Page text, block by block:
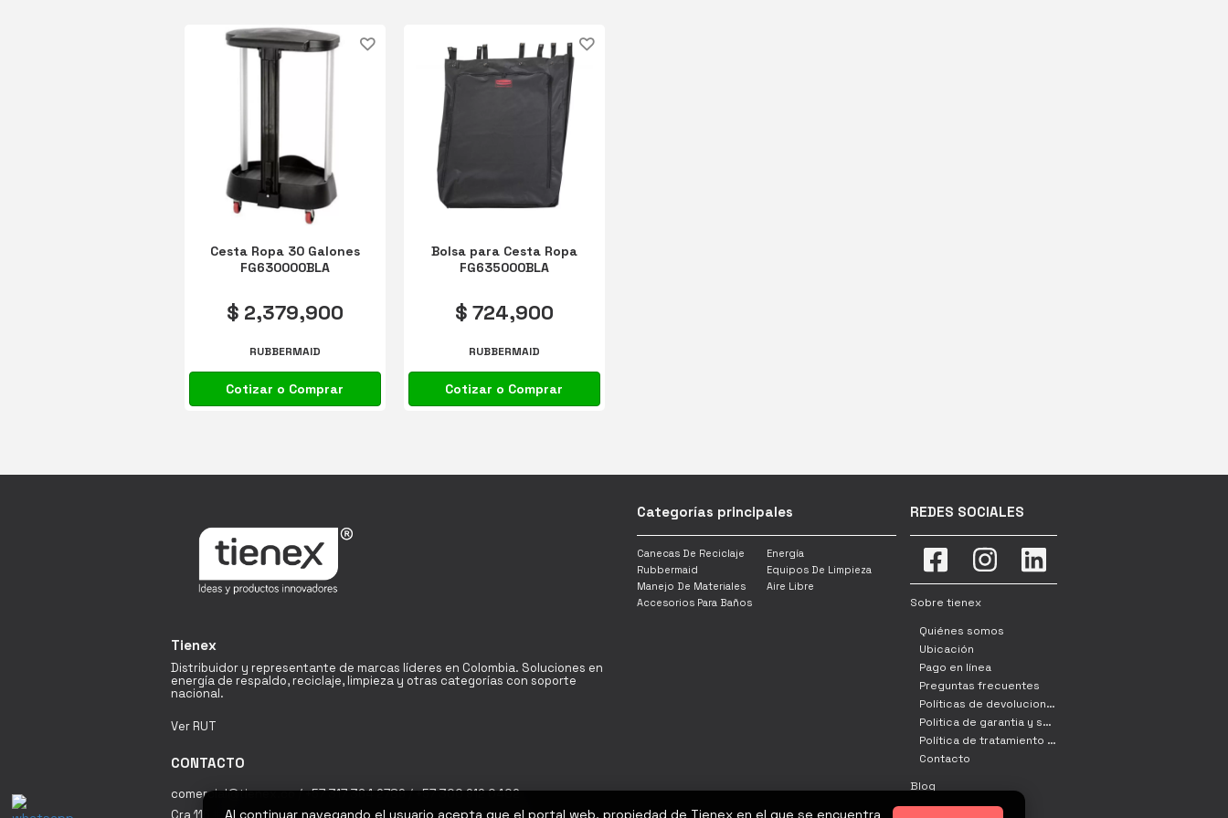
Cesta Ropa 30 Galones
FG630000BLA
$ 2,379,900
RUBBERMAID
Cotizar o Comprar
Bolsa para Cesta Ropa
FG635000BLA
$ 724,900
RUBBERMAID
Cotizar o Comprar
Tienex
Distribuidor y representante de marcas líderes en Colombia. Soluciones en
energía de respaldo, reciclaje, limpieza y otras categorías con soporte
nacional.
Ver RUT
CONTACTO
comercial@tienex.co / +57 317 364 2789 / +57 300 912 0402
Cra 116 # 19A - 60 Bodega 18 Fontibón / Bogotá D.C - Colombia
Categorías principales
Canecas De Reciclaje
Energía
Rubbermaid
Equipos De Limpieza
Manejo De Materiales
Aire Libre
Accesorios Para Baños
REDES SOCIALES
Sobre tienex
Quiénes somos
Ubicación
Pago en línea
Preguntas frecuentes
Políticas de devoluciones, cambio y retracto
Politica de garantia y servicio tecnico
Política de tratamiento de datos
Contacto
Blog
Al continuar navegando el usuario acepta que el portal web, propiedad de Tienex en el que se encuentra